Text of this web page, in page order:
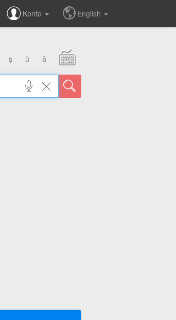
Konto English
ş ü â